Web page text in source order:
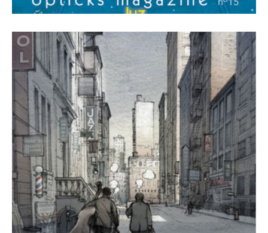
1 diciembre, 2013
Revista Número 14